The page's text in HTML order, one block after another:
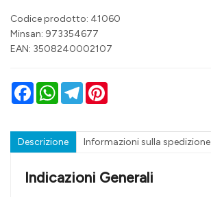
Codice prodotto: 41060
Minsan: 973354677
EAN: 3508240002107
FacebookWhatsAppTelegram
Descrizione Informazioni sulla spedizione
Indicazioni Generali